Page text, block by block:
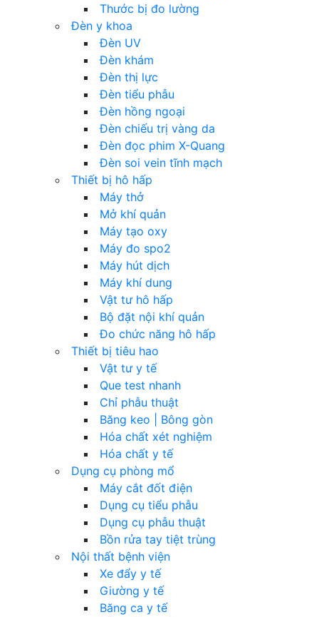
Thước bị đo lường
Đèn y khoa
Đèn UV
Đèn khám
Đèn thị lực
Đèn tiểu phẫu
Đèn hồng ngoại
Đèn chiếu trị vàng da
Đèn đọc phim X-Quang
Đèn soi vein tĩnh mạch
Thiết bị hô hấp
Máy thở
Mở khí quản
Máy tạo oxy
Máy đo spo2
Máy hút dịch
Máy khí dung
Vật tư hô hấp
Bộ đặt nội khí quản
Đo chức năng hô hấp
Thiết bị tiêu hao
Vật tư y tế
Que test nhanh
Chỉ phẫu thuật
Băng keo | Bông gòn
Hóa chất xét nghiệm
Hóa chất y tế
Dụng cụ phòng mổ
Máy cắt đốt điện
Dụng cụ tiểu phẫu
Dụng cụ phẫu thuật
Bồn rửa tay tiệt trùng
Nội thất bệnh viện
Xe đẩy y tế
Giường y tế
Băng ca y tế